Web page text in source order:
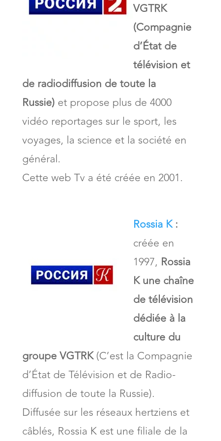
VGTRK
(Compagnie
d’État de
télévision et
de radiodiffusion de toute la
Russie) et propose plus de 4000
vidéo reportages sur le sport, les
voyages, la science et la société en
général.
Cette web Tv a été créée en 2001.
Rossia K:
créée en
1997, Rossia
K une chaîne
de télévision
dédiée à la
culture du
groupe VGTRK(C’est la Compagnie
d’État de Télévision et de Radio-
diffusion de toute la Russie).
Diffusée sur les réseaux hertziens et
câblés, Rossia K est une filiale de la